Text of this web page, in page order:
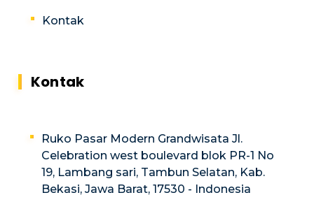
Kontak
Kontak
Ruko Pasar Modern Grandwisata Jl.
Celebration west boulevard blok PR-1 No
19, Lambang sari, Tambun Selatan, Kab.
Bekasi, Jawa Barat, 17530 - Indonesia